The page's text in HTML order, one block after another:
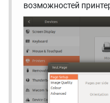
возможностей